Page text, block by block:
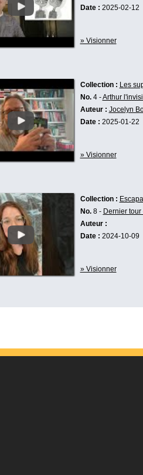
Date : 2025-02-12
» Visionner
Collection : Les
No.4 -Arthur
Auteur : Jocelyn
Date : 2025-01-22
» Visionner
Collection :
No.8 - Dernier
Auteur :
Date : 2024-10-09
» Visionner